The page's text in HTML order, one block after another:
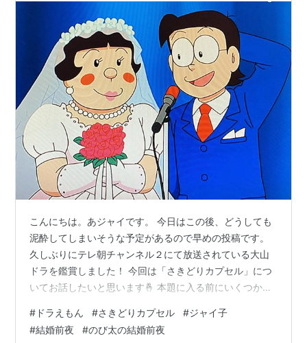
こんにちは。あジャイです。 今日はこの後、どうしても
泥酔してしまいそうな予定があるので早めの投稿です。
久しぶりにテレ朝チャンネル２にて放送されている大山
ドラを鑑賞しました！ 今回は「さきどりカプセル」につ
いてお話したいと思います🤞 本題に入る前にいくつかお
画が公開中です！とても見応えのある豪華仕様・特典の
数々！ 是非観て頂けたら嬉しいです♪ youtu.be そしてザ
# ドラえもん #さきどりカプセル #ジャイ子
#結婚前夜 #のび太の結婚前夜